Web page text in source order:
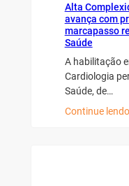
Alta
avança com
marcapasso
Saúde
A habilitação
Cardiologia
Saúde, de…
Continue